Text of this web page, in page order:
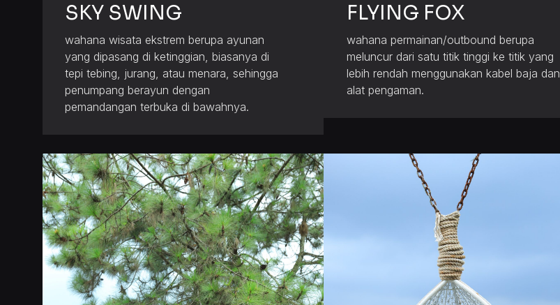
SKY SWING
wahana wisata ekstrem berupa ayunan
yang dipasang di ketinggian, biasanya di
tepi tebing, jurang, atau menara, sehingga
penumpang berayun dengan
pemandangan terbuka di bawahnya.
FLYING FOX
wahana permainan/outbound berupa
meluncur dari satu titik tinggi ke titik yang
lebih rendah menggunakan kabel baja dan
alat pengaman.